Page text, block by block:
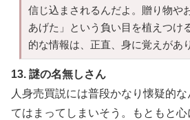
信じ込まされるんだよ。贈り物や
あげた」という負い目を植えつけ
的な情報は、正直、身に覚えがあ
13. 謎の名無しさん
人身売買説には普段かなり懐疑的
てはまってしまいそう。もともと